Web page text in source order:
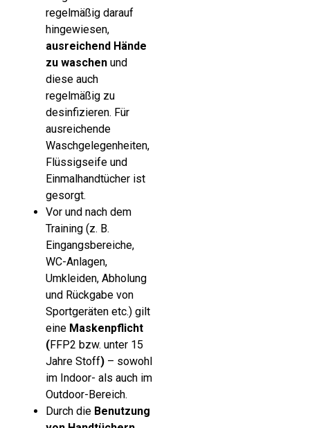
regelmäßig darauf
hingewiesen,
ausreichend Hände
zu waschen und
diese auch
regelmäßig zu
desinfizieren. Für
ausreichende
Waschgelegenheiten,
Flüssigseife und
Einmalhandtücher ist
gesorgt.
Vor und nach dem
Training (z. B.
Eingangsbereiche,
WC-Anlagen,
Umkleiden, Abholung
und Rückgabe von
Sportgeräten etc.) gilt
eine Maskenpflicht
(FFP2 bzw. unter 15
Jahre Stoff) – sowohl
im Indoor- als auch im
Outdoor-Bereich.
Durch die Benutzung